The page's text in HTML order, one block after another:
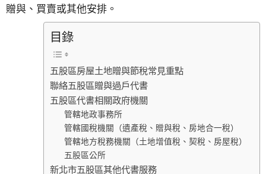
贈與、買賣或其他安排。
目錄
五股區房屋土地贈與節稅常見重點
聯絡五股區贈與過戶代書
五股區代書相關政府機關
管轄地政事務所
管轄國稅機關（遺產稅、贈與稅、房地合一稅）
管轄地方稅務機關（土地增值稅、契稅、房屋稅）
五股區公所
新北市五股區其他代書服務